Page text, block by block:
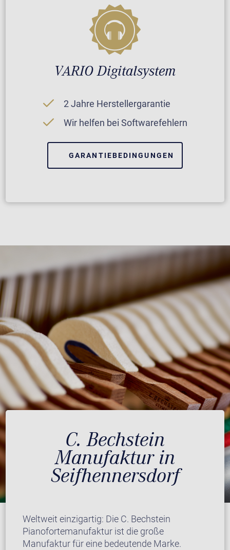
VARIO Digitalsystem
2 Jahre Herstellergarantie
Wir helfen bei Softwarefehlern
GARANTIEBEDINGUNGEN
C. Bechstein
Manufaktur in
Seifhennersdorf
Weltweit einzigartig: Die C. Bechstein
Pianofortemanufaktur ist die große
Manufaktur für eine bedeutende Marke.